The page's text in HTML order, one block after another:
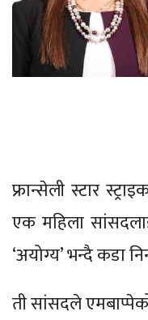
फ्रान्सेली स्टार
एक महिला
‘अयोग्य’ भन्दै कडा
ती सांसदले